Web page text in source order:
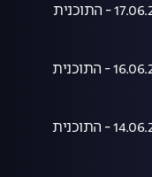
הצינור 17.06.2026 - התוכנית
הצינור 16.06.2026 - התוכנית
הצינור 14.06.2026 - התוכנית